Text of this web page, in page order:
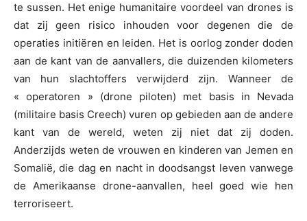
te sussen. Het enige humanitaire voordeel van drones is
dat zij geen risico inhouden voor degenen die de
operaties initiëren en leiden. Het is oorlog zonder doden
aan de kant van de aanvallers, die duizenden kilometers
van hun slachtoffers verwijderd zijn. Wanneer de
« operatoren » (drone piloten) met basis in Nevada
(militaire basis Creech) vuren op gebieden aan de andere
kant van de wereld, weten zij niet dat zij doden.
Anderzijds weten de vrouwen en kinderen van Jemen en
Somalië, die dag en nacht in doodsangst leven vanwege
de Amerikaanse drone-aanvallen, heel goed wie hen
terroriseert.